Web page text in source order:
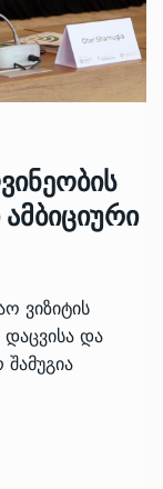
ვიზიტის
და